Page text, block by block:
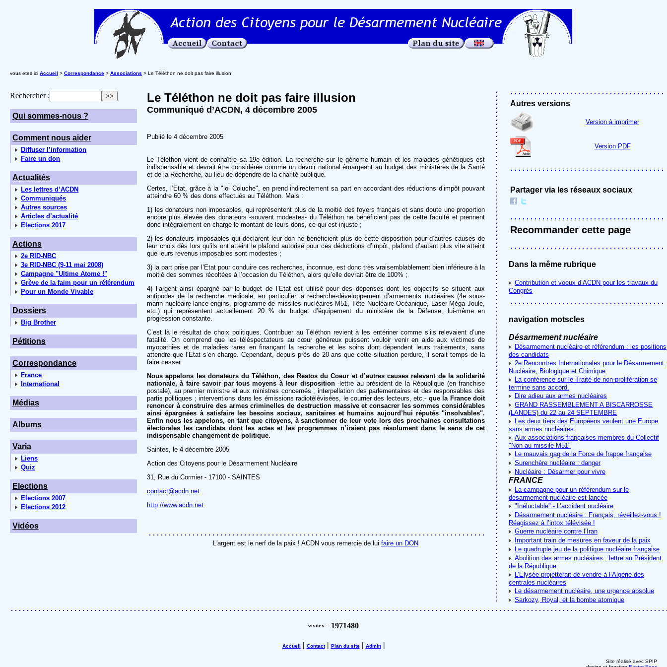
vous etes ici Accueil > Correspondance > Associations > Le Téléthon ne doit pas faire illusion
Rechercher :
Qui sommes-nous ?
Comment nous aider
Diffuser l’information
Faire un don
Actualités
Les lettres d’ACDN
Communiqués
Autres sources
Articles d’actualité
Elections 2017
Actions
2e RID-NBC
3e RID-NBC (9-11 mai 2008)
Campagne "Ultime Atome !"
Grève de la faim pour un référendum
Pour un Monde Vivable
Dossiers
Big Brother
Pétitions
Correspondance
France
International
Médias
Albums
Varia
Liens
Quiz
Elections
Elections 2007
Elections 2012
Vidéos
Le Téléthon ne doit pas faire illusion
Communiqué d’ACDN, 4 décembre 2005
Publié le 4 décembre 2005
Le Téléthon vient de connaître sa 19e édition. La recherche sur le génome humain et les maladies génétiques est
indispensable et devrait être considérée comme un devoir national émargeant au budget des ministères de la Santé
et de la Recherche, au lieu de dépendre de la charité publique.
Certes, l’Etat, grâce à la "loi Coluche", en prend indirectement sa part en accordant des réductions d’impôt pouvant
atteindre 60 % des dons effectués au Téléthon. Mais :
1) les donateurs non imposables, qui représentent plus de la moitié des foyers français et sans doute une proportion
encore plus élevée des donateurs -souvent modestes- du Téléthon ne bénéficient pas de cette faculté et prennent
donc intégralement en charge le montant de leurs dons, ce qui est injuste ;
2) les donateurs imposables qui déclarent leur don ne bénéficient plus de cette disposition pour d’autres causes de
leur choix dès lors qu’ils ont atteint le plafond autorisé pour ces déductions d’impôt, plafond d’autant plus vite atteint
que leurs revenus imposables sont modestes ;
3) la part prise par l’Etat pour conduire ces recherches, inconnue, est donc très vraisemblablement bien inférieure à la
moitié des sommes récoltées à l’occasion du Téléthon, alors qu’elle devrait être de 100% ;
4) l’argent ainsi épargné par le budget de l’Etat est utilisé pour des dépenses dont les objectifs se situent aux
antipodes de la recherche médicale, en particulier la recherche-développement d’armements nucléaires (4e sous-
marin nucléaire lance-engins, programme de missiles nucléaires M51, Tête Nucléaire Océanique, Laser Méga Joule,
etc.) qui représentent actuellement 20 % du budget d’équipement du ministère de la Défense, lui-même en
progression constante.
C’est là le résultat de choix politiques. Contribuer au Téléthon revient à les entériner comme s’ils relevaient d’une
fatalité. On comprend que les téléspectateurs au cœur généreux puissent vouloir venir en aide aux victimes de
myopathies et de maladies rares en finançant la recherche et les soins dont dépendent leurs traitements, sans
attendre que l’Etat s’en charge. Cependant, depuis près de 20 ans que cette situation perdure, il serait temps de la
faire cesser.
Nous appelons les donateurs du Téléthon, des Restos du Coeur et d’autres causes relevant de la solidarité
nationale, à faire savoir par tous moyens à leur disposition-lettre au président de la République (en franchise
postale), au premier ministre et aux ministres concernés ; interpellation des parlementaires et des responsables des
partis politiques ; interventions dans les émissions radiotélévisées, le courrier des lecteurs, etc.- que la France doit
renoncer à construire des armes criminelles de destruction massive et consacrer les sommes considérables
ainsi épargnées à satisfaire les besoins sociaux, sanitaires et humains aujourd’hui réputés "insolvables".
Enfin nous les appelons, en tant que citoyens, à sanctionner de leur vote lors des prochaines consultations
électorales les candidats dont les actes et les programmes n’iraient pas résolument dans le sens de cet
indispensable changement de politique.
Saintes, le 4 décembre 2005
Action des Citoyens pour le Désarmement Nucléaire
31, Rue du Cormier - 17100 - SAINTES
contact@acdn.net
http://www.acdn.net
L'argent est le nerf de la paix ! ACDN vous remercie de lui faire un DON
Autres versions
Version à imprimer
Version PDF
Partager via les réseaux sociaux
Recommander cette page
Dans la même rubrique
Contribution et voeux d’ACDN pour les travaux du
Congrès
navigation motscles
Désarmement nucléaire
Désarmement nucléaire et référendum : les positions
des candidats
2e Rencontres Internationales pour le Désarmement
Nucléaire, Biologique et Chimique
La conférence sur le Traité de non-prolifération se
termine sans accord.
Dire adieu aux armes nucléaires
GRAND RASSEMBLEMENT A BISCARROSSE
(LANDES) du 22 au 24 SEPTEMBRE
Les deux tiers des Européens veulent une Europe
sans armes nucléaires
Aux associations françaises membres du Collectif
"Non au missile M51"
Le mauvais gag de la Force de frappe française
Surenchère nucléaire : danger
Nucléaire : Désarmer pour vivre
FRANCE
La campagne pour un référendum sur le
désarmement nucléaire est lancée
"Inéluctable" - L’accident nucléaire
Désarmement nucléaire : Français, réveillez-vous !
Réagissez à l’intox télévisée !
Guerre nucléaire contre l’Iran
Important train de mesures en faveur de la paix
Le quadruple jeu de la politique nucléaire française
Abolition des armes nucléaires : lettre au Président
de la République
L’Elysée projetterait de vendre à l’Algérie des
centrales nucléaires
Le désarmement nucléaire, une urgence absolue
Sarkozy, Royal, et la bombe atomique
visites : 1971480
Accueil | Contact| Plan du site| Admin|
Site réalisé avec SPIP